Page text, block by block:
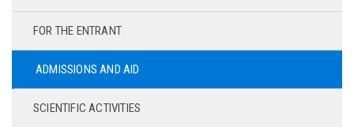
FOR THE ENTRANT
ADMISSIONS AND AID
SCIENTIFIC ACTIVITIES